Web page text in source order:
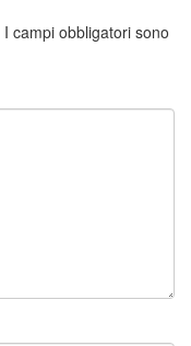
I campi obbligatori sono